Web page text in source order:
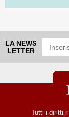
LA NEWS
LETTER
Tutti i diritti